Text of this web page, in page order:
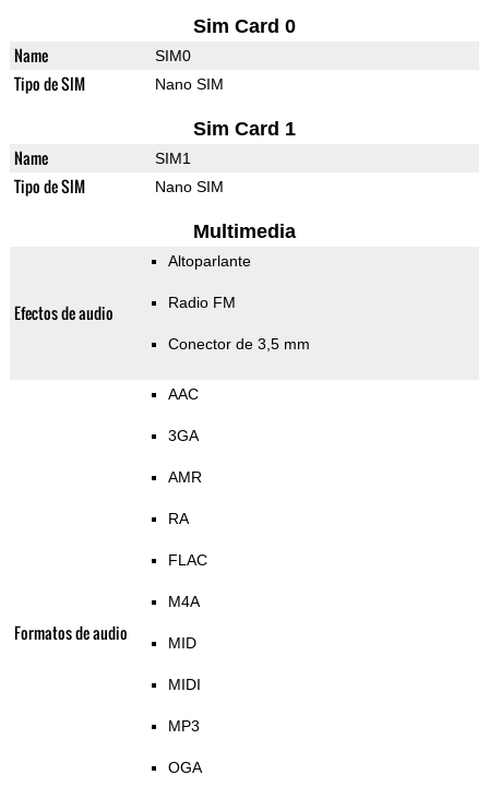
Sim Card 0
Name SIM0
Tipo de SIM Nano SIM
Sim Card 1
Name SIM1
Tipo de SIM Nano SIM
Multimedia
Efectos de audio
Altoparlante
Radio FM
Conector de 3,5 mm
Formatos de audio
AAC
3GA
AMR
RA
FLAC
M4A
MID
MIDI
MP3
OGA